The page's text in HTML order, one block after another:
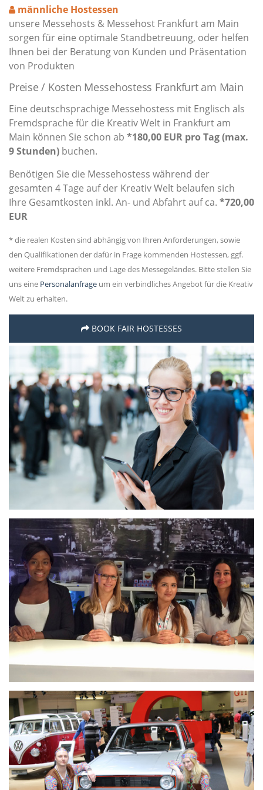
männliche Hostessen
unsere Messehosts & Messehost Frankfurt am Main
sorgen für eine optimale Standbetreuung, oder helfen
Ihnen bei der Beratung von Kunden und Präsentation
von Produkten
Preise / Kosten Messehostess Frankfurt am Main
Eine deutschsprachige Messehostess mit Englisch als
Fremdsprache für die Kreativ Welt in Frankfurt am
Main können Sie schon ab *180,00 EUR pro Tag (max.
9 Stunden) buchen.
Benötigen Sie die Messehostess während der
gesamten 4 Tage auf der Kreativ Welt belaufen sich
Ihre Gesamtkosten inkl. An- und Abfahrt auf ca. *720,00
EUR
* die realen Kosten sind abhängig von Ihren Anforderungen, sowie
den Qualifikationen der dafür in Frage kommenden Hostessen, ggf.
weitere Fremdsprachen und Lage des Messegeländes. Bitte stellen Sie
uns eine Personalanfrage um ein verbindliches Angebot für die Kreativ
Welt zu erhalten.
BOOK FAIR HOSTESSES